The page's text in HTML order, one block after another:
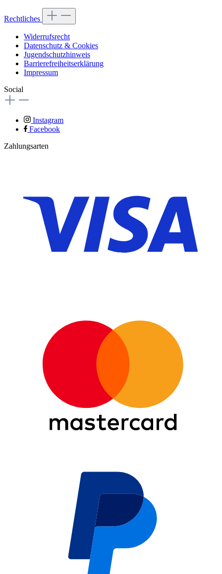
Rechtliches
Widerrufsrecht
Datenschutz & Cookies
Jugendschutzhinweis
Barrierefreiheitserklärung
Impressum
Social
Instagram
Facebook
Zahlungsarten